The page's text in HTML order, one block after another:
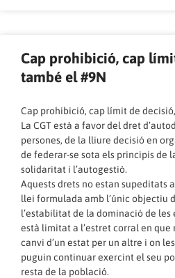
Cap prohibició, cap
també el #9N
Cap prohibició, cap límit de
La CGT està a favor del dret
persones, de la lliure decisió en
de federar-se sota els principis de
solidaritat i l’autogestió.
Aquests drets no estan supeditats
llei formulada amb l’únic objectiu
l’estabilitat de la dominació de les
està limitat a l’estret corral en que
canvi d’un estat per un altre i on
puguin continuar exercint el seu
resta de la població.